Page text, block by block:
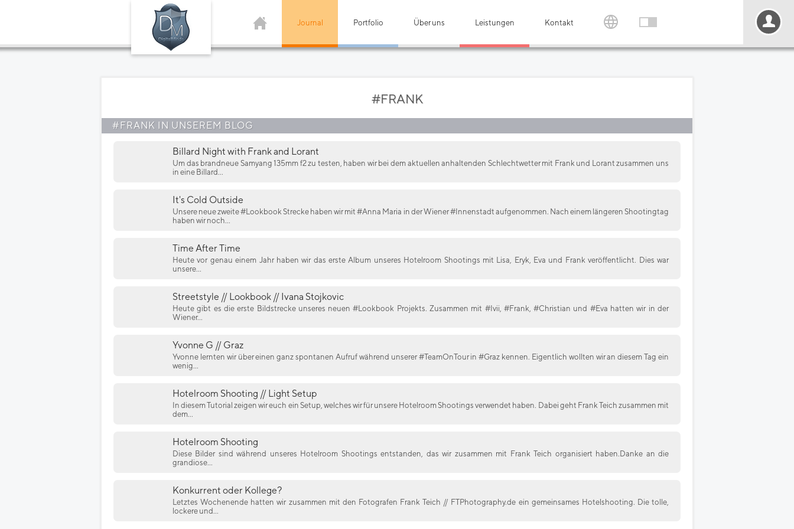
Journal Portfolio Über uns Leistungen Kontakt
#FRANK
#FRANK IN UNSEREM BLOG
Billard Night with Frank and Lorant
Um das brandneue Samyang 135mm f2 zu testen, haben wir bei dem aktuellen anhaltenden Schlechtwetter mit Frank und Lorant zusammen uns
in eine Billard...
It's Cold Outside
Unsere neue zweite #Lookbook Strecke haben wir mit #Anna Maria in der Wiener #Innenstadt aufgenommen. Nach einem längeren Shootingtag
haben wir noch...
Time After Time
Heute vor genau einem Jahr haben wir das erste Album unseres Hotelroom Shootings mit Lisa, Eryk, Eva und Frank veröffentlicht. Dies war
unsere...
Streetstyle // Lookbook // Ivana Stojkovic
Heute gibt es die erste Bildstrecke unseres neuen #Lookbook Projekts. Zusammen mit #Ivii, #Frank, #Christian und #Eva hatten wir in der
Wiener...
Yvonne G // Graz
Yvonne lernten wir über einen ganz spontanen Aufruf während unserer #TeamOnTour in #Graz kennen. Eigentlich wollten wir an diesem Tag ein
wenig...
Hotelroom Shooting // Light Setup
In diesem Tutorial zeigen wir euch ein Setup, welches wir für unsere Hotelroom Shootings verwendet haben. Dabei geht Frank Teich zusammen mit
dem...
Hotelroom Shooting
Diese Bilder sind während unseres Hotelroom Shootings entstanden, das wir zusammen mit Frank Teich organisiert haben.Danke an die
grandiose...
Konkurrent oder Kollege?
Letztes Wochenende hatten wir zusammen mit den Fotografen Frank Teich // FTPhotography.de ein gemeinsames Hotelshooting. Die tolle,
lockere und...